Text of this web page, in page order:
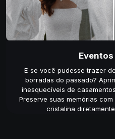
E se você pudesse trazer
borradas do passado?
inesquecíveis de
Preserve suas memórias
cristalina